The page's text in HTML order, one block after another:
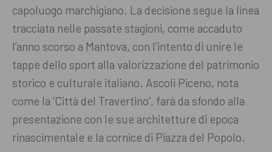
capoluogo marchigiano. La decisione segue la linea
tracciata nelle passate stagioni, come accaduto
l’anno scorso a Mantova, con l’intento di unire le
tappe dello sport alla valorizzazione del patrimonio
storico e culturale italiano. Ascoli Piceno, nota
come la ‘Città del Travertino’, farà da sfondo alla
presentazione con le sue architetture di epoca
rinascimentale e la cornice di Piazza del Popolo.